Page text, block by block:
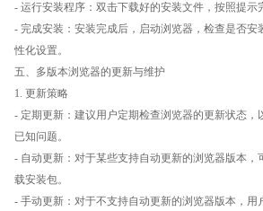
- 运行安装程序：双击下载好的安装文件，按照提示
- 完成安装：安装完成后，启动浏览器，检查是否安
性化设置。
五、多版本浏览器的更新与维护
1. 更新策略
- 定期更新：建议用户定期检查浏览器的更新状态，
已知问题。
- 自动更新：对于某些支持自动更新的浏览器版本，
载安装包。
- 手动更新：对于不支持自动更新的浏览器版本，用